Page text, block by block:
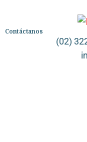
Contáctanos
(02)